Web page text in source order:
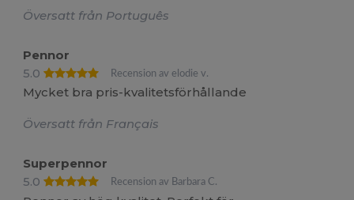
Översatt från Português
Pennor
5.0
Recension av elodie v.
Mycket bra pris-kvalitetsförhållande
Översatt från Français
Superpennor
5.0
Recension av Barbara C.